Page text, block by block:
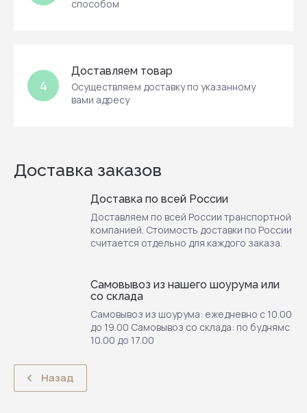
способом
4
Доставляем товар
Осуществляем доставку по указанному
вами адресу
Доставка заказов
Доставка по всей России
Доставляем по всей России транспортной
компанией. Стоимость доставки по России
считается отдельно для каждого заказа.
Самовывоз из нашего шоурума или
со склада
Самовывоз из шоурума: ежедневно с 10.00
до 19.00 Самовывоз со склада: по буднямс
10.00 до 17.00
Назад